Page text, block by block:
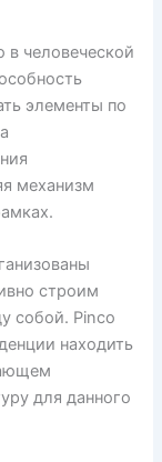
в человеческой
элементы по
механизм
строим
собой. Pinco
находить
для данного